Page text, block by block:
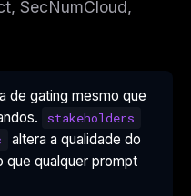
SecNumCloud,
de gating mesmo que
stakeholders
altera a qualidade do
que qualquer prompt